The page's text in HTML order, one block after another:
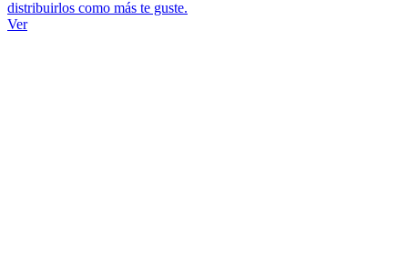
distribuirlos como más te guste.
Ver